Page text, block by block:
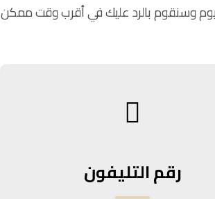
وسنقوم بالرد عليك في أقرب وقت ممكن
رقم التليفون